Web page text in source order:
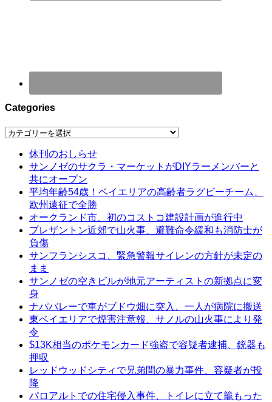
Categories
Categories
休刊のおしらせ
サンノゼのサクラ・マーケットがDIYラーメンバーと
共にオープン
平均年齢54歳！ベイエリアの高齢者ラグビーチーム、
欧州遠征で全勝
オークランド市、初のコストコ建設計画が進行中
プレザントン近郊で山火事、避難命令緩和も消防士が
負傷
サンフランシスコ、緊急警報サイレンの方針が未定の
まま
サンノゼの空きビルが地元アーティストの新拠点に変
身
ナパバレーで車がブドウ畑に突入、一人が病院に搬送
東ベイエリアで煙害注意報、サノルの山火事により発
令
$13K相当のポケモンカード強盗で容疑者逮捕、銃器も
押収
レッドウッドシティで兄弟間の暴力事件、容疑者が投
降
パロアルトでの住宅侵入事件、トイレに立て籠もった